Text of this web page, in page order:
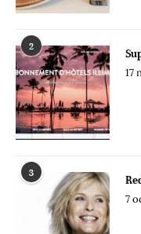
2
17
3
7